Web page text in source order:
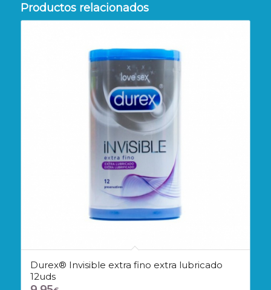
Productos relacionados
Durex® Invisible extra fino extra lubricado
12uds